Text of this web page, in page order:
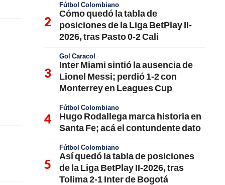
Fútbol Colombiano
Cómo quedó la tabla de
posiciones de la Liga BetPlay II-
2026, tras Pasto 0-2 Cali
Gol Caracol
Inter Miami sintió la ausencia de
Lionel Messi; perdió 1-2 con
Monterrey en Leagues Cup
Fútbol Colombiano
Hugo Rodallega marca historia en
Santa Fe; acá el contundente dato
Fútbol Colombiano
Así quedó la tabla de posiciones
de la Liga BetPlay II-2026, tras
Tolima 2-1 Inter de Bogotá